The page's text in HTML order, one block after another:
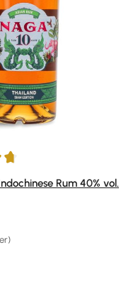
von 5 Sternen
Rum 40% vol.
Preis: